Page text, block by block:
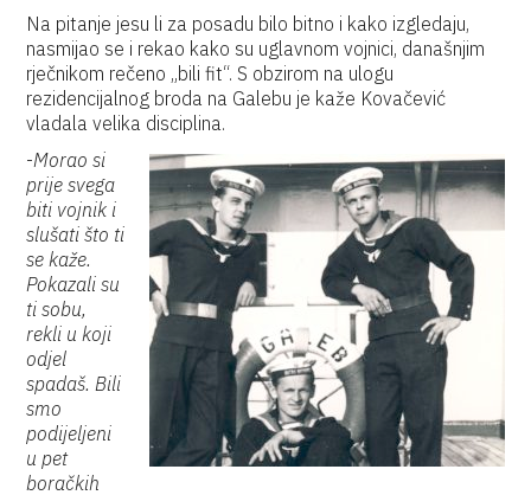
Na pitanje jesu li za posadu bilo bitno i kako izgledaju,
nasmijao se i rekao kako su uglavnom vojnici, današnjim
rječnikom rečeno „bili fit“. S obzirom na ulogu
rezidencijalnog broda na Galebu je kaže Kovačević
vladala velika disciplina.
-Morao si
prije svega
biti vojnik i
slušati što ti
se kaže.
Pokazali su
ti sobu,
rekli u koji
odjel
spadaš. Bili
smo
podijeljeni
u pet
boračkih